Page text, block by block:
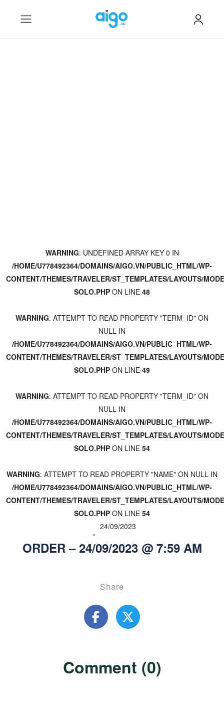
WARNING: UNDEFINED ARRAY KEY 0 IN
/HOME/U778492364/DOMAINS/AIGO.VN/PUBLIC_HTML/WP-
CONTENT/THEMES/TRAVELER/ST_TEMPLATES/LAYOUTS/
SOLO.PHP ON LINE 48
WARNING: ATTEMPT TO READ PROPERTY "TERM_ID" ON
NULL IN
/HOME/U778492364/DOMAINS/AIGO.VN/PUBLIC_HTML/WP-
CONTENT/THEMES/TRAVELER/ST_TEMPLATES/LAYOUTS/
SOLO.PHP ON LINE 49
WARNING: ATTEMPT TO READ PROPERTY "TERM_ID" ON
NULL IN
/HOME/U778492364/DOMAINS/AIGO.VN/PUBLIC_HTML/WP-
CONTENT/THEMES/TRAVELER/ST_TEMPLATES/LAYOUTS/
SOLO.PHP ON LINE 54
WARNING: ATTEMPT TO READ PROPERTY "NAME" ON NULL IN
/HOME/U778492364/DOMAINS/AIGO.VN/PUBLIC_HTML/WP-
CONTENT/THEMES/TRAVELER/ST_TEMPLATES/LAYOUTS/
SOLO.PHP ON LINE 54
24/09/2023
ORDER – 24/09/2023 @ 7:59 AM
Share
Comment (0)